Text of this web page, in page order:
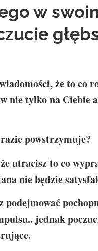
w
że to co
nie tylko na Ciebie
powstrzymuje?
utracisz to co
nie będzie
podejmować
jednak